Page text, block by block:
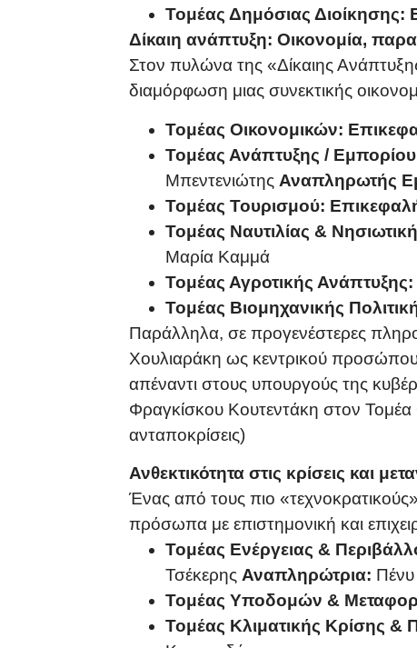
Τομέας Δημόσιας Διοίκησης:
Δίκαιη ανάπτυξη: Οικονομία,
Στον πυλώνα της «Δίκαιης
διαμόρφωση μιας συνεκτικής
Τομέας Οικονομικών:
Τομέας Ανάπτυξης / Εμπορίου
Μπεντενιώτης Αναπληρωτής
Τομέας Τουρισμού:
Τομέας Ναυτιλίας &
Μαρία Καμμά
Τομέας Αγροτικής Ανάπτυξης:
Τομέας Βιομηχανικής
Παράλληλα, σε προγενέστερες
Χουλιαράκη ως κεντρικού
απέναντι στους υπουργούς της
Φραγκίσκου Κουτεντάκη στον Τομέα
ανταποκρίσεις)
Ανθεκτικότητα στις κρίσεις και
Ένας από τους πιο
πρόσωπα με επιστημονική και
Τομέας Ενέργειας &
ΤσέκερηςΑναπληρώτρια:
Τομέας Υποδομών &
Τομέας Κλιματικής Κρίσης &